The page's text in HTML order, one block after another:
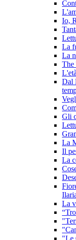
Io,
La
La
The
Dal
Gli
La
Il
La
La